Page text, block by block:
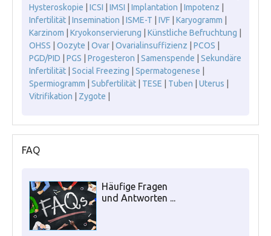
Hysteroskopie
ICSI IMSI Implantation Impotenz
Infertilität
Insemination ISME-T IVF Karyogramm
Karzinom
Kryokonservierung Künstliche Befruchtung
OHSS
Oozyte Ovar Ovarialinsuffizienz PCOS
PGD/PID
PGS Progesteron Samenspende
Sekundäre
Infertilität
Social Freezing Spermatogenese
Spermiogramm
Subfertilität TESE Tuben Uterus
Vitrifikation
Zygote
FAQ
Häufige Fragen
und Antworten ...